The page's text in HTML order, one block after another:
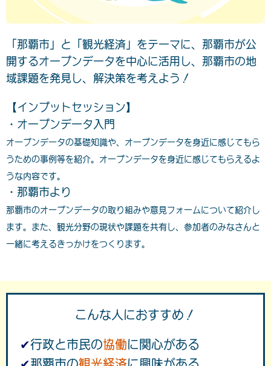
「那覇市」と「観光経済」をテーマに、那覇市が公
開するオープンデータを中⼼に活⽤し、那覇市の地
域課題を発⾒し、解決策を考えよう！
【インプットセッション】
・オープンデータ入門
オープンデータの基礎知識や、オープンデータを身近に感じてもら
うための事例等を紹介。オープンデータを身近に感じてもらえるよ
うな内容です。
・那覇市より
那覇市のオープンデータの取り組みや意見フォームについて紹介し
ます。また、観光分野の現状や課題を共有し、参加者のみなさんと
一緒に考えるきっかけをつくります。
こんな人におすすめ！
✔︎行政と市民の協働に関心がある
✔︎那覇市の観光経済に興味がある